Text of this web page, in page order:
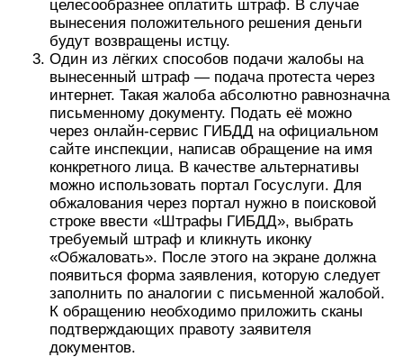
целесообразнее оплатить штраф. В случае
вынесения положительного решения деньги
будут возвращены истцу.
Один из лёгких способов подачи жалобы на
вынесенный штраф — подача протеста через
интернет. Такая жалоба абсолютно равнозначна
письменному документу. Подать её можно
через онлайн-сервис ГИБДД на официальном
сайте инспекции, написав обращение на имя
конкретного лица. В качестве альтернативы
можно использовать портал Госуслуги. Для
обжалования через портал нужно в поисковой
строке ввести «Штрафы ГИБДД», выбрать
требуемый штраф и кликнуть иконку
«Обжаловать». После этого на экране должна
появиться форма заявления, которую следует
заполнить по аналогии с письменной жалобой.
К обращению необходимо приложить сканы
подтверждающих правоту заявителя
документов.